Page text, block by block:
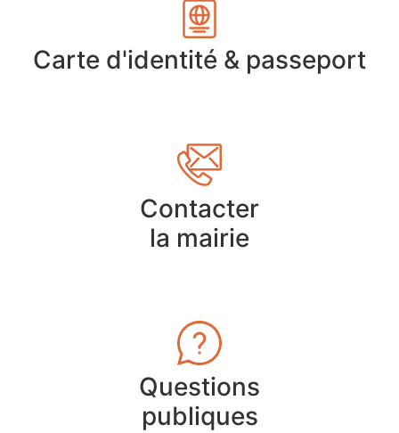
Carte d'identité & passeport
Contacter
la mairie
Questions
publiques